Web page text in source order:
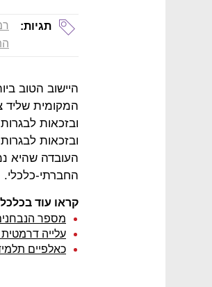
תגיות:
היישוב הטוב
העובדה שהיא
החברתי-כלכלי.
קראו עוד
מספר
עלייה
כאלפיים